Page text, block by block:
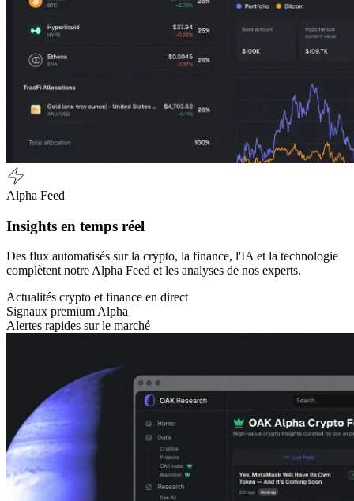
Alpha Feed
Insights en temps réel
Des flux automatisés sur la crypto, la finance, l'IA et la technologie
complètent notre Alpha Feed et les analyses de nos experts.
Actualités crypto et finance en direct
Signaux premium Alpha
Alertes rapides sur le marché